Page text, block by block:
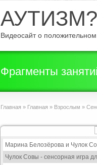
АУТИЗМ?
Видеосайт о
Фрагменты
Главная » Главная » Взрослым »
Марина Белозёрова и Чулок
Чулок Совы - сенсорная игра